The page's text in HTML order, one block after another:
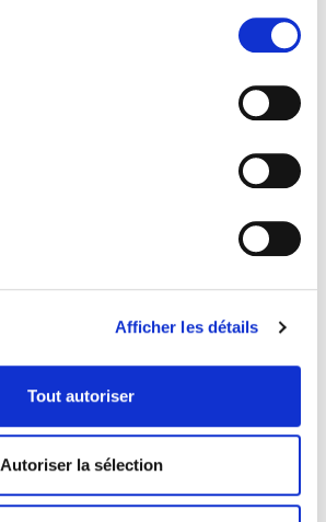
Afficher les détails
Tout autoriser
Autoriser la sélection
Lampe Projecteur Solaire
Puissant 8W 800 lumens ZS-
Lampe Solaire Abeille Métal
Lampe Solaire Anti-
Moustiques Insectes
17.90€